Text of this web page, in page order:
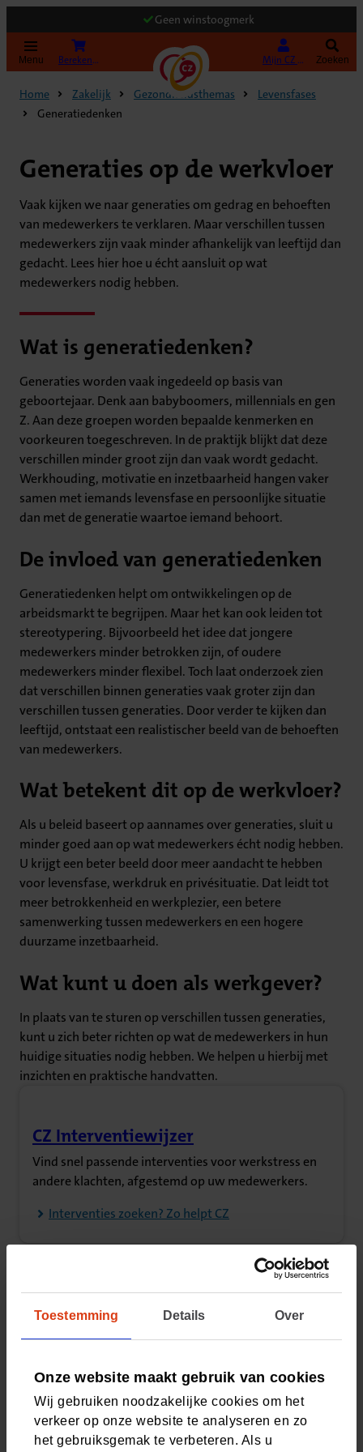
Toestemming Details Over
Onze website maakt gebruik van cookies
Wij gebruiken noodzakelijke cookies om het
verkeer op onze website te analyseren en zo
het gebruiksgemak te verbeteren. Als u
Geen winstoogmerk
Menu Bereken uw premie Mijn CZ Zakelijk Zoeken
Home Zakelijk Gezondheidsthemas
Levensfases
Generatiedenken
Generaties op de werkvloer
Vaak kijken we naar generaties om gedrag en behoeften
van medewerkers te verklaren. Maar verschillen tussen
medewerkers zijn vaak minder afhankelijk van leeftijd dan
gedacht. Lees hier hoe u écht aansluit op wat
medewerkers nodig hebben.
Wat is generatiedenken?
Generaties worden vaak ingedeeld op basis van
geboortejaar. Denk aan babyboomers, millennials en gen
Z. Aan deze groepen worden bepaalde kenmerken en
voorkeuren toegeschreven. In de praktijk blijkt dat deze
verschillen minder groot zijn dan vaak wordt gedacht.
Werkhouding, motivatie en inzetbaarheid hangen vaker
samen met iemands levensfase en persoonlijke situatie
dan met de generatie waartoe iemand behoort.
De invloed van generatiedenken
Generatiedenken helpt om ontwikkelingen op de
arbeidsmarkt te begrijpen. Maar het kan ook leiden tot
stereotypering. Bijvoorbeeld het idee dat jongere
medewerkers minder betrokken zijn, of oudere
medewerkers minder flexibel. Toch laat onderzoek zien
dat verschillen binnen generaties vaak groter zijn dan
verschillen tussen generaties. Door verder te kijken dan
leeftijd, ontstaat een realistischer beeld van de behoeften
van medewerkers.
Wat betekent dit op de werkvloer?
Als u beleid baseert op aannames over generaties, sluit u
minder goed aan op wat medewerkers écht nodig hebben.
U krijgt een beter beeld door meer aandacht te hebben
voor levensfase, werkdruk en privésituatie. Dat leidt tot
meer betrokkenheid en werkplezier, een betere
samenwerking tussen medewerkers en een hogere
duurzame inzetbaarheid.
Wat kunt u doen als werkgever?
In plaats van te sturen op verschillen tussen generaties,
kunt u zich beter richten op wat de medewerkers in hun
huidige situaties nodig hebben. We helpen u hierbij met
inzichten en praktische handvatten.
CZ Interventiewijzer
(Opent in nieuw tabblad)
Vind snel passende interventies voor werkstress en
andere klachten, afgestemd op uw medewerkers.
Interventies zoeken? Zo helpt CZ
Generatiedenken: feit of
vooroordeel?
(Opent in nieuw tabblad)
en wat er écht speelt op de werkvloer.
Lees het interview